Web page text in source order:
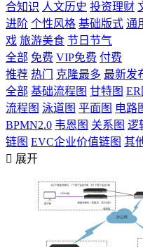
合知识 人文历史 投资理财
进阶 个性风格 基础版式 通
戏 旅游美食 节日节气
全部 免费 VIP免费 付费
推荐 热门 克隆最多 最新发
全部 基础流程图 甘特图 ER
流程图 泳道图 平面图 电路
BPMN2.0 韦恩图 关系图 逻
链图 EVC企业价值链图 其
 展开